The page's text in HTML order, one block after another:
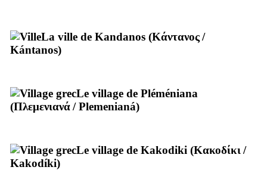
La ville de Kandanos (Κάντανος/
Kántanos)
Le village de Pléméniana
(Πλεμενιανά/Plemenianá)
Le village de Kakodiki (Κακοδίκι/
Kakodíki)